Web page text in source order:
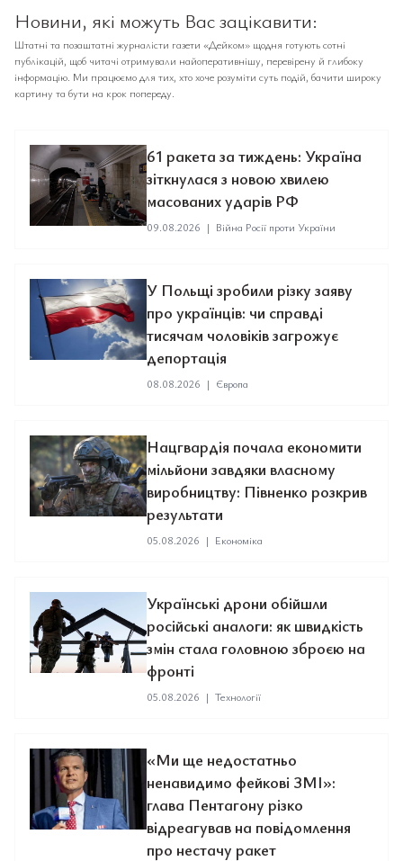
Новини, які можуть Вас зацікавити:
Штатні та позаштатні журналісти газети «Дейком» щодня готують сотні
публікацій, щоб читачі отримували найоперативнішу, перевірену й глибоку
інформацію. Ми працюємо для тих, хто хоче розуміти суть подій, бачити широку
картину та бути на крок попереду.
61 ракета за тиждень: Україна
зіткнулася з новою хвилею
масованих ударів РФ
09.08.2026 | Війна Росії проти України
У Польщі зробили різку заяву
про українців: чи справді
тисячам чоловіків загрожує
депортація
08.08.2026 | Європа
Нацгвардія почала економити
мільйони завдяки власному
виробництву: Півненко розкрив
результати
05.08.2026 | Економіка
Українські дрони обійшли
російські аналоги: як швидкість
змін стала головною зброєю на
фронті
05.08.2026 | Технології
«Ми ще недостатньо
ненавидимо фейкові ЗМІ»:
глава Пентагону різко
відреагував на повідомлення
про нестачу ракет